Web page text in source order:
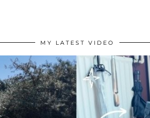
MY LATEST VIDEO